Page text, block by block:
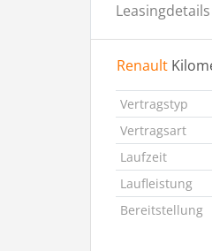
Leasingdetails
Renault
Vertragstyp
Vertragsart
Laufzeit
Laufleistung
Bereitstellung